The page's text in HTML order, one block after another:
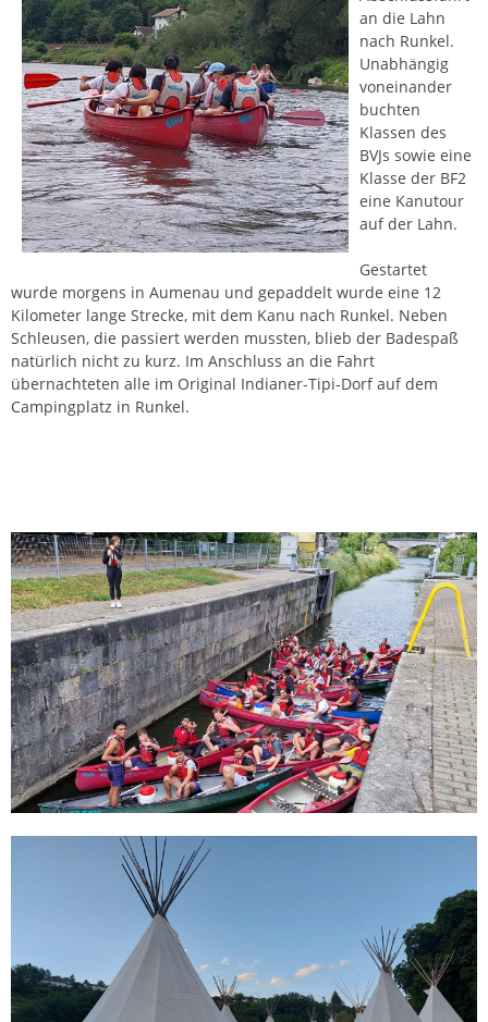
an die Lahn
nach Runkel.
Unabhängig
voneinander
buchten
Klassen des
BVJs sowie eine
Klasse der BF2
eine Kanutour
auf der Lahn.
Gestartet
wurde morgens in Aumenau und gepaddelt wurde eine 12
Kilometer lange Strecke, mit dem Kanu nach Runkel. Neben
Schleusen, die passiert werden mussten, blieb der Badespaß
natürlich nicht zu kurz. Im Anschluss an die Fahrt
übernachteten alle im Original Indianer-Tipi-Dorf auf dem
Campingplatz in Runkel.